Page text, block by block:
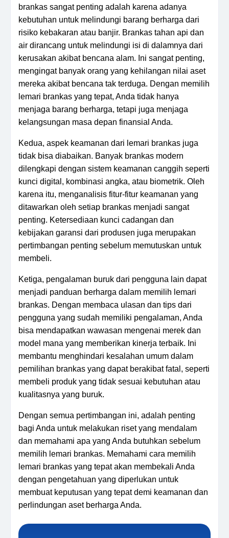
brankas sangat penting adalah karena adanya
kebutuhan untuk melindungi barang berharga dari
risiko kebakaran atau banjir. Brankas tahan api dan
air dirancang untuk melindungi isi di dalamnya dari
kerusakan akibat bencana alam. Ini sangat penting,
mengingat banyak orang yang kehilangan nilai aset
mereka akibat bencana tak terduga. Dengan memilih
lemari brankas yang tepat, Anda tidak hanya
menjaga barang berharga, tetapi juga menjaga
kelangsungan masa depan finansial Anda.
Kedua, aspek keamanan dari lemari brankas juga
tidak bisa diabaikan. Banyak brankas modern
dilengkapi dengan sistem keamanan canggih seperti
kunci digital, kombinasi angka, atau biometrik. Oleh
karena itu, menganalisis fitur-fitur keamanan yang
ditawarkan oleh setiap brankas menjadi sangat
penting. Ketersediaan kunci cadangan dan
kebijakan garansi dari produsen juga merupakan
pertimbangan penting sebelum memutuskan untuk
membeli.
Ketiga, pengalaman buruk dari pengguna lain dapat
menjadi panduan berharga dalam memilih lemari
brankas. Dengan membaca ulasan dan tips dari
pengguna yang sudah memiliki pengalaman, Anda
bisa mendapatkan wawasan mengenai merek dan
model mana yang memberikan kinerja terbaik. Ini
membantu menghindari kesalahan umum dalam
pemilihan brankas yang dapat berakibat fatal, seperti
membeli produk yang tidak sesuai kebutuhan atau
kualitasnya yang buruk.
Dengan semua pertimbangan ini, adalah penting
bagi Anda untuk melakukan riset yang mendalam
dan memahami apa yang Anda butuhkan sebelum
memilih lemari brankas. Memahami cara memilih
lemari brankas yang tepat akan membekali Anda
dengan pengetahuan yang diperlukan untuk
membuat keputusan yang tepat demi keamanan dan
perlindungan aset berharga Anda.